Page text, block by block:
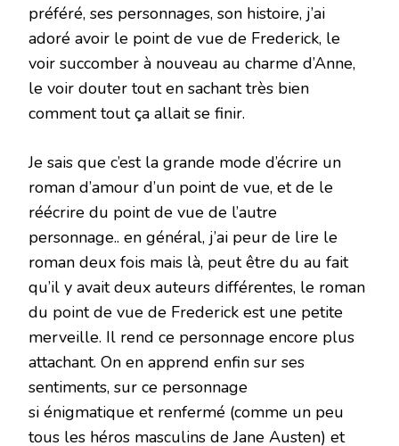
préféré, ses personnages, son histoire, j’ai
adoré avoir le point de vue de Frederick, le
voir succomber à nouveau au charme d’Anne,
le voir douter tout en sachant très bien
comment tout ça allait se finir.
Je sais que c’est la grande mode d’écrire un
roman d’amour d’un point de vue, et de le
réécrire du point de vue de l’autre
personnage.. en général, j’ai peur de lire le
roman deux fois mais là, peut être du au fait
qu’il y avait deux auteurs différentes, le roman
du point de vue de Frederick est une petite
merveille. Il rend ce personnage encore plus
attachant. On en apprend enfin sur ses
sentiments, sur ce personnage
si énigmatique et renfermé (comme un peu
tous les héros masculins de Jane Austen) et